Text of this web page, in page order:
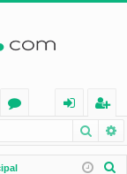
os
nt
eg
ist